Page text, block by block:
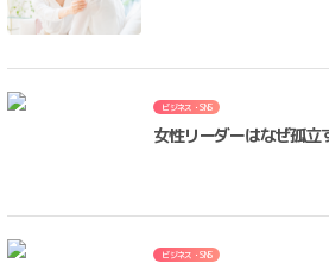
ビジネス・SNS
女性リーダーはなぜ孤立
ビジネス・SNS